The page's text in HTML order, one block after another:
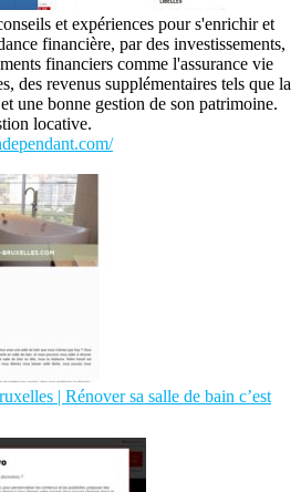
et expériences pour s'enrichir et
financière, par des investissements,
financiers comme l'assurance vie
des revenus supplémentaires tels que la
une bonne gestion de son patrimoine.
locative.
| Rénover sa salle de bain c’est